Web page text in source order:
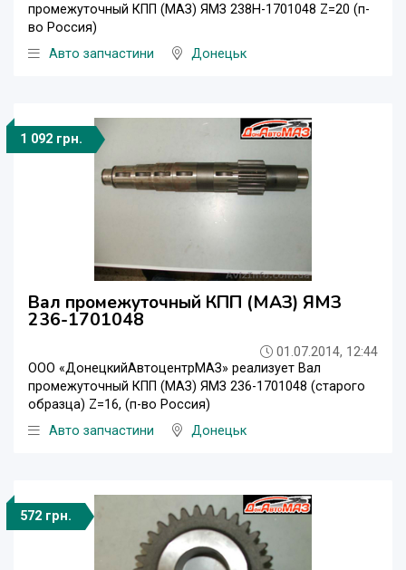
промежуточный КПП (МАЗ) ЯМЗ 238Н-1701048 Z=20 (п-
во Россия)
Авто запчастини
Донецьк
1 092 грн.
Вал промежуточный КПП (МАЗ) ЯМЗ
236-1701048
01.07.2014, 12:44
ООО «ДонецкийАвтоцентрМАЗ» реализует Вал
промежуточный КПП (МАЗ) ЯМЗ 236-1701048 (старого
образца) Z=16, (п-во Россия)
Авто запчастини
Донецьк
572 грн.